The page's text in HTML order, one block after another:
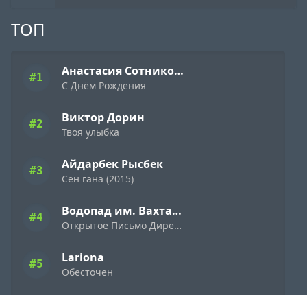
ТОП
#1 Анастасия Сотникова
С Днём Рождения
#2 Виктор Дорин
Твоя улыбка
#3 Айдарбек Рысбек
Сен гана (2015)
#4 Водопад им. Вахтанга Кикабидзе
Открытое Письмо Директору Фирмы «Ямаха» ( 1989 )
#5 Lariona
Обесточен